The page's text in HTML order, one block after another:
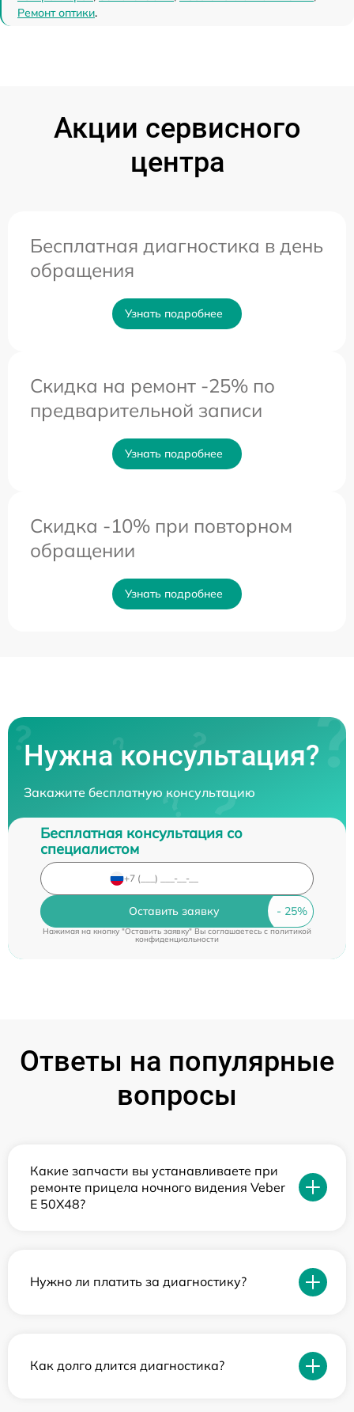
Ремонт оптики.
Акции сервисного
центра
Бесплатная диагностика в день
обращения
Узнать подробнее
Скидка на ремонт -25% по
предварительной записи
Узнать подробнее
Скидка -10% при повторном
обращении
Узнать подробнее
Нужна консультация?
Закажите бесплатную консультацию
Бесплатная консультация со
специалистом
Оставить заявку
Нажимая на кнопку "Оставить заявку" Вы соглашаетесь cполитикой
конфиденциальности
Ответы на популярные
вопросы
Какие запчасти вы устанавливаете при
ремонте прицела ночного видения Veber
E 50X48?
Нужно ли платить за диагностику?
Как долго длится диагностика?